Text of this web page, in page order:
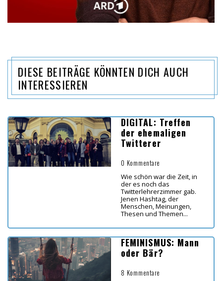
DIESE BEITRÄGE KÖNNTEN DICH AUCH
INTERESSIEREN
DIGITAL: Treffen
der ehemaligen
Twitterer
0 Kommentare
Wie schön war die Zeit, in
der es noch das
Twitterlehrerzimmer gab.
Jenen Hashtag, der
Menschen, Meinungen,
Thesen und Themen...
FEMINISMUS: Mann
oder Bär?
8 Kommentare